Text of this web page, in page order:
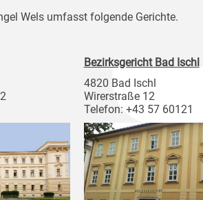
Wels umfasst folgende Gerichte.
Bezirksgericht Bad Ischl
4820 Bad Ischl
Wirerstraße 12
Telefon: +43 57 60121